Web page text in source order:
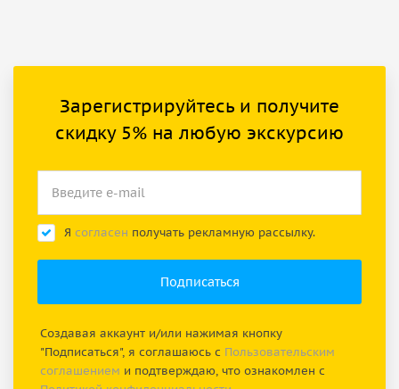
Зарегистрируйтесь и получите
скидку 5% на любую экскурсию
Я согласен получать рекламную рассылку.
Создавая аккаунт и/или нажимая кнопку
"Подписаться", я соглашаюсь с Пользовательским
соглашением и подтверждаю, что ознакомлен с